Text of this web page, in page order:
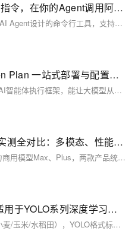
阿里云百炼CLI是什么？一行指令，在你的Agent调用阿里云百炼CLI能力
阿里云百炼CLI（bailian-cli）是专为AI Agent设计的命令行工具，支持一键调用150+多模态模型及知识库、联网搜索等10+企业级能力。插件化架构可无缝集成Cursor、Qoder等主流Agent，让自然语言指令秒变图像、视频、语音等专业产出。在阿里云百炼平台快速体验：https://t.aliyun.com/U/fPVHqY
OpenClaw+阿里云百炼Token Plan 一站式部署与配置流程
OpenClaw作为一款开源可自托管的AI智能体执行框架，能让大模型从单纯对话升级为可执行文件处理、代码编写、流程自动化等任务的数字助手。在阿里云上部署OpenClaw并接入百炼Token Plan，可依托阿里云稳定的云服务与百炼的大模型能力，打造专属、高效、低成本的AI智能体服务。本文将从准备工作、阿里云服务器部署、百炼Token Plan开通与密钥获取、OpenClaw配置、功能验证到常见问题排查，提供完整实操流程，帮助用户快速完成部署与配置。
阿里云Qwen3.7 Max与Plus实测全对比：多模态、性能、成本、选型完整解析
2026年阿里云推出Qwen3.7两大主力商用模型Max、Plus，两款产品统一拥有100万Token超长上下文、35小时长时自治执行能力，但底层架构、模态支持、输出上限、推理速度、计费成本存在根本性区分，分别适配纯文本重度推理、多模态综合业务两大赛道。本文基于官方实测数据，从底层架构、模态能力、文本/代码/数学性能、计费成本、落地场景五大维度完整对比，给出清晰选型标准，帮助个人开发者、中小企业、政企团队精准匹配模型。
田间杂草检测数据集分享（适用于YOLO系列深度学习分类检测任务）
本数据集含4000张真实农田图像（小麦/玉米/水稻田），YOLO格式标注杂草目标，覆盖多天气、光照与视角，适用于YOLO系列等目标检测模型训练，助力智能除草与精准农业研究。（239字）